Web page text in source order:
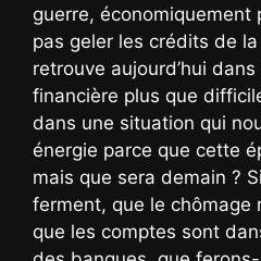
guerre, économiquement
pas geler les crédits de
retrouve aujourd’hui
financière plus que
dans une situation qui
énergie parce que cette
mais que sera demain ?
ferment, que le chômage
que les comptes sont